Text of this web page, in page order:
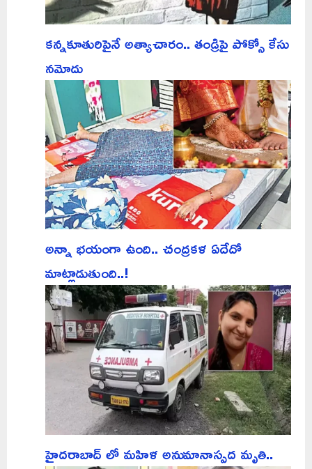
కన్నకూతురిపైనే అత్యాచారం.. తండ్రిపై పోక్సో కేసు
నమోదు
అన్నా భయంగా ఉంది.. చంద్రకళ ఏదేదో
మాట్లాడుతుంది..!
హైదరాబాద్ లో మహిళ అనుమానాస్పద మృతి..